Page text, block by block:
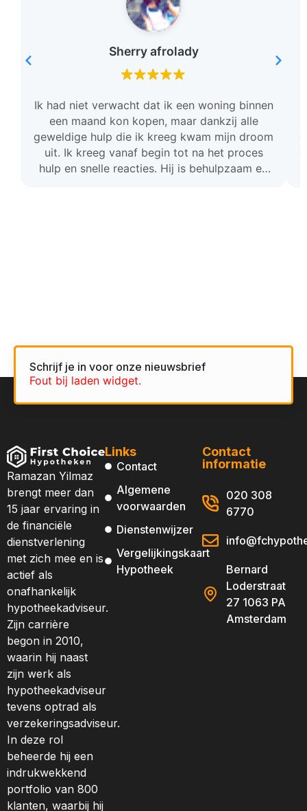
Sherry afrolady
Ik had niet verwacht dat ik een woning binnen
een maand kon kopen, maar dankzij alle
geweldige hulp die ik kreeg kwam mijn droom
uit. Ik kreeg vanaf begin tot na het proces
hulp en snelle reacties. Hij is behulpzaam en
Schrijf je in voor onze nieuwsbrief
Fout bij laden widget.
Ramazan Yilmaz
brengt meer dan
15 jaar ervaring in
de financiële
dienstverlening
met zich mee en is
actief als
onafhankelijk
hypotheekadviseur.
Zijn carrière
begon in 2010,
waarin hij naast
zijn werk als
hypotheekadviseur
tevens optrad als
verzekeringsadviseur.
In deze rol
beheerde hij een
indrukwekkend
portfolio van 800
klanten, waarbij hij
Links
Contact
Algemene
voorwaarden
Dienstenwijzer
Vergelijkingskaart
Hypotheek
Contact
informatie
020 308
6770
Bernard
Loderstraat
27 1063 PA
Amsterdam